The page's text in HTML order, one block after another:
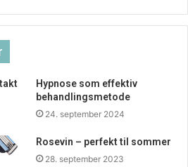
forandringer i muskelspændinger
så er det bare forbi din
Hypnose som effektiv
behandlingsmetode
24. september 2024
Rosevin – perfekt til sommer
28. september 2023